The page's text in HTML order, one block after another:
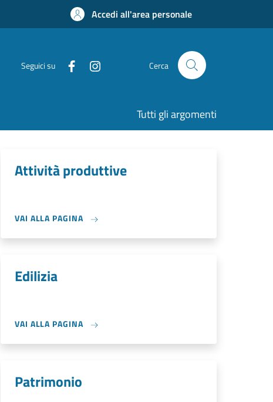
Accedi all'area personale
Seguici su Cerca
Tutti gli argomenti
Attività produttive
VAI ALLA PAGINA
Edilizia
VAI ALLA PAGINA
Patrimonio